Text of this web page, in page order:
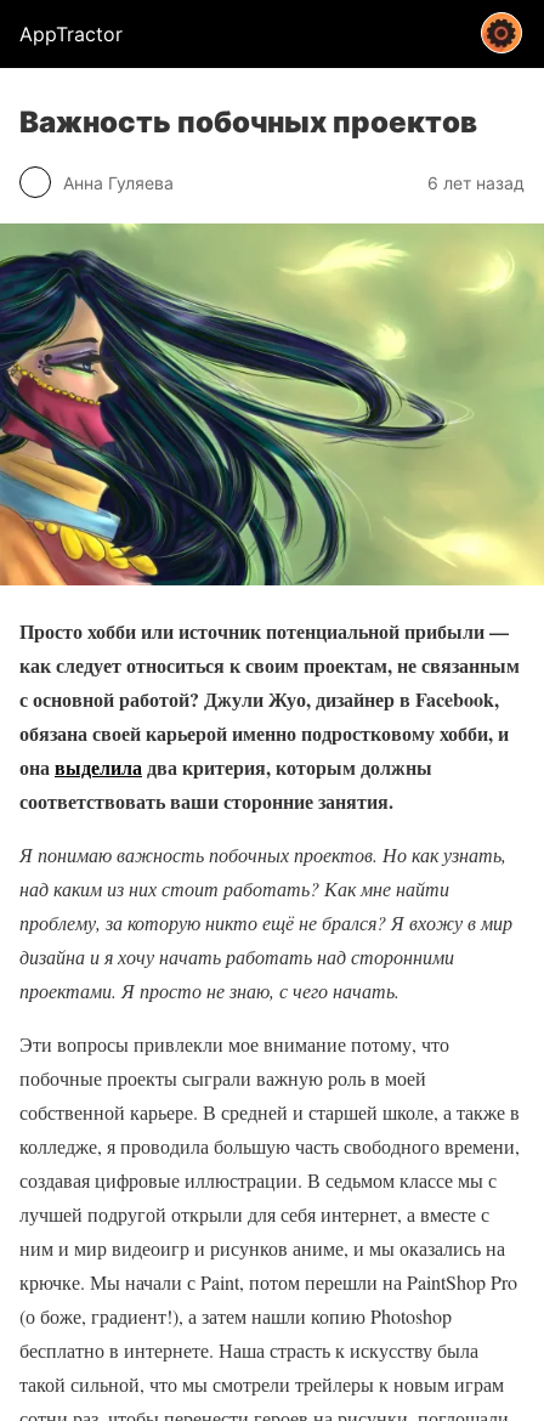
AppTractor
Важность побочных проектов
Анна Гуляева 6 лет назад
Просто хобби или источник потенциальной прибыли —
как следует относиться к своим проектам, не связанным
с основной работой? Джули Жуо, дизайнер в Facebook,
обязана своей карьерой именно подростковому хобби, и
онавыделиладва критерия, которым должны
соответствовать ваши сторонние занятия.
Я понимаю важность побочных проектов. Но как узнать,
над каким из них стоит работать? Как мне найти
проблему, за которую никто ещё не брался? Я вхожу в мир
дизайна и я хочу начать работать над сторонними
проектами. Я просто не знаю, с чего начать.
Эти вопросы привлекли мое внимание потому, что
побочные проекты сыграли важную роль в моей
собственной карьере. В средней и старшей школе, а также в
колледже, я проводила большую часть свободного времени,
создавая цифровые иллюстрации. В седьмом классе мы с
лучшей подругой открыли для себя интернет, а вместе с
ним и мир видеоигр и рисунков аниме, и мы оказались на
крючке. Мы начали с Paint, потом перешли на PaintShop Pro
(о боже, градиент!), а затем нашли копию Photoshop
бесплатно в интернете. Наша страсть к искусству была
такой сильной, что мы смотрели трейлеры к новым играм